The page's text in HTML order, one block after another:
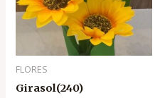
FLORES
Girasol(240)